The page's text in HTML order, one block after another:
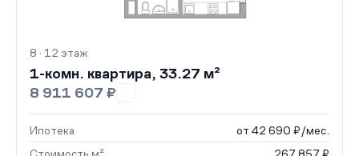
8 · 12 этаж
1-комн. квартира, 33.27 м²
8 911 607 ₽
Ипотека
от 42 690 ₽/мес.